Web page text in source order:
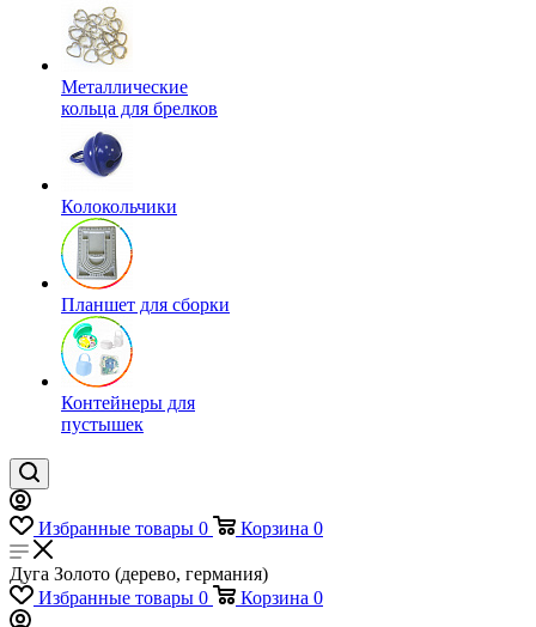
Металлические
кольца для брелков
Колокольчики
Планшет для сборки
Контейнеры для
пустышек
Избранные товары 0 Корзина 0
Дуга Золото (дерево, германия)
Избранные товары 0 Корзина 0